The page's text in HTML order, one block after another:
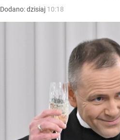
Dodano:dzisiaj 10:18